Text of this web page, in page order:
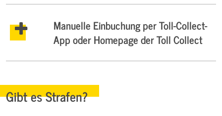
Manuelle Einbuchung per Toll-Collect-
App oder Homepage der Toll Collect
Gibt es Strafen?